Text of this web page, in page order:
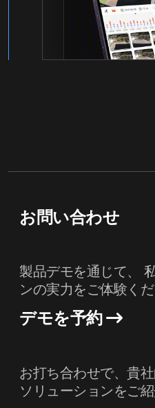
お問い合わせ
製品デモを通じて、
ンの実力をご体験く
デモを予約
お打ち合わせで、貴
ソリューションをご